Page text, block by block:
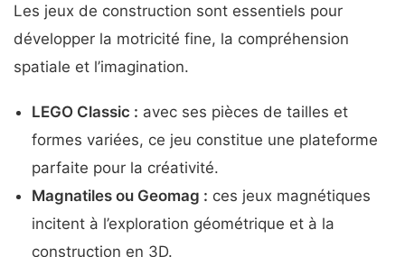
Les jeux de construction sont essentiels pour
développer la motricité fine, la compréhension
spatiale et l’imagination.
LEGO Classic : avec ses pièces de tailles et
formes variées, ce jeu constitue une plateforme
parfaite pour la créativité.
Magnatiles ou Geomag : ces jeux magnétiques
incitent à l’exploration géométrique et à la
construction en 3D.